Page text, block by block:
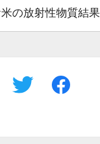
の放射性物質結果